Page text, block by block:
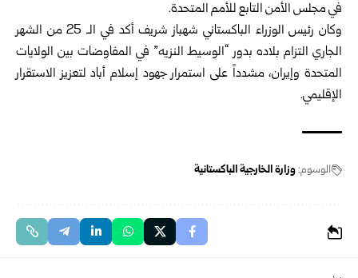
في مجلس الأمن التابع للأمم المتحدة.
وكان رئيس الوزراء الباكستاني شهباز شريف أكد في الـ 25 من الشهر
الجاري التزام بلاده بدور “الوسيط النزيه” في المفاوضات بين الولايات
المتحدة وإيران، مشدداً على استمرار جهود إسلام أباد لتعزيز الاستقرار
الإقليمي.
الوسوم:وزارة الخارجية الباكستانية